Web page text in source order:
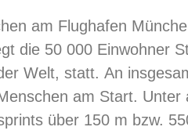
am Flughafen
die 50 000 Einwohner
Welt, statt. An
am Start.
über 150 m bzw.